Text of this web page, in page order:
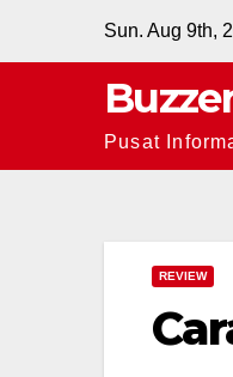
Sun. Aug 9th,
Pusat
REVIEW